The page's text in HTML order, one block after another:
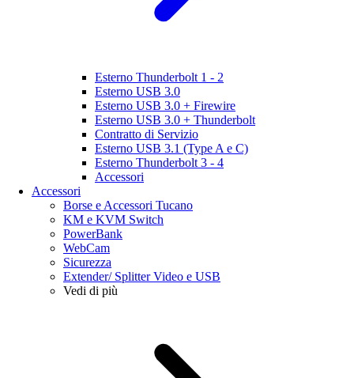
Esterno Thunderbolt 1 - 2
Esterno USB 3.0
Esterno USB 3.0 + Firewire
Esterno USB 3.0 + Thunderbolt
Contratto di Servizio
Esterno USB 3.1 (Type A e C)
Esterno Thunderbolt 3 - 4
Accessori
Accessori
Borse e Accessori Tucano
KM e KVM Switch
PowerBank
WebCam
Sicurezza
Extender/ Splitter Video e USB
Vedi di più